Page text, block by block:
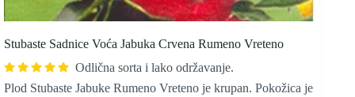
Stubaste Sadnice Voća Jabuka Crvena Rumeno Vreteno
Odlična sorta i lako održavanje.
Plod Stubaste Jabuke Rumeno Vreteno je krupan. Pokožica je